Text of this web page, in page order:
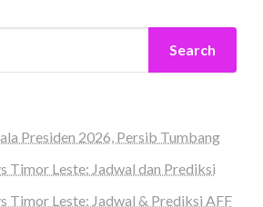
Search
Presiden 2026, Persib Tumbang
Timor Leste: Jadwal dan Prediksi
Timor Leste: Jadwal & Prediksi AFF